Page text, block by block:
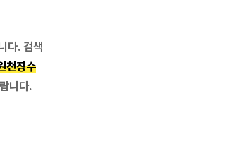
다. 검색
천징수
니다.